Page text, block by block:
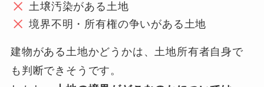
土壌汚染がある土地
境界不明・所有権の争いがある土地
建物がある土地かどうかは、土地所有者自身で
も判断できそうです。